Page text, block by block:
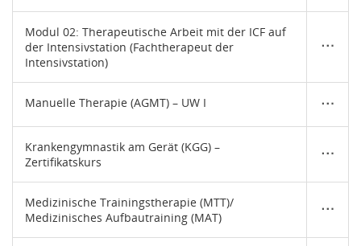
Modul 02: Therapeutische Arbeit mit der ICF auf
der Intensivstation (Fachtherapeut der
Intensivstation)
Manuelle Therapie (AGMT) – UW I
Krankengymnastik am Gerät (KGG) –
Zertifikatskurs
Medizinische Trainingstherapie (MTT)/
Medizinisches Aufbautraining (MAT)